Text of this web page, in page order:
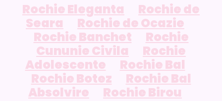
Rochie Eleganta
Rochie de
Seara
Rochie de Ocazie
Rochie Banchet
Rochie
Cununie Civila
Rochie
Adolescente
Rochie Bal
Rochie Botez
Rochie Bal
Absolvire
Rochie Birou